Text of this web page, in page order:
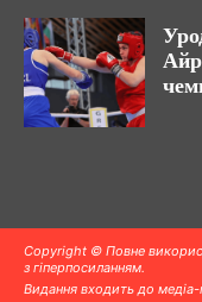
Copyright © Повне
з гіперпосиланням.
Видання входить до медіа-